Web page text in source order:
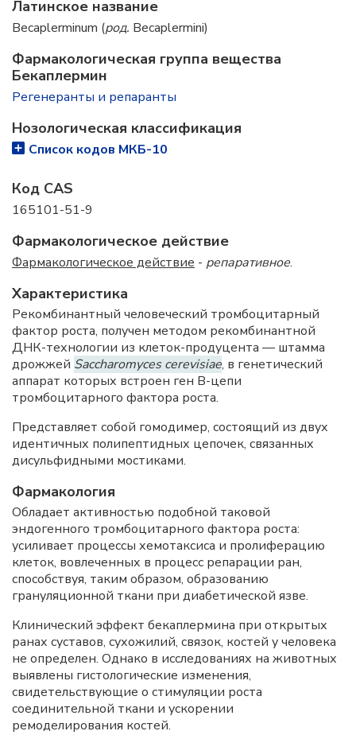
Латинское название
Becaplerminum (род. Becaplermini)
Фармакологическая группа вещества
Бекаплермин
Регенеранты и репаранты
Нозологическая классификация
Список кодов МКБ-10
Код CAS
165101-51-9
Фармакологическое действие
Фармакологическое действие - репаративное.
Характеристика
Рекомбинантный человеческий тромбоцитарный
фактор роста, получен методом рекомбинантной
ДНК-технологии из клеток-продуцента — штамма
дрожжей Saccharomyces cerevisiae, в генетический
аппарат которых встроен ген В-цепи
тромбоцитарного фактора роста.
Представляет собой гомодимер, состоящий из двух
идентичных полипептидных цепочек, связанных
дисульфидными мостиками.
Фармакология
Обладает активностью подобной таковой
эндогенного тромбоцитарного фактора роста:
усиливает процессы хемотаксиса и пролиферацию
клеток, вовлеченных в процесс репарации ран,
способствуя, таким образом, образованию
грануляционной ткани при диабетической язве.
Клинический эффект бекаплермина при открытых
ранах суставов, сухожилий, связок, костей у человека
не определен. Однако в исследованиях на животных
выявлены гистологические изменения,
свидетельствующие о стимуляции роста
соединительной ткани и ускорении
ремоделирования костей.